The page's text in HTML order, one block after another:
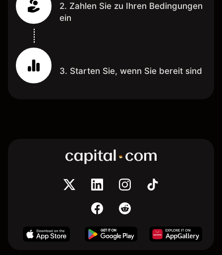
2. Zahlen Sie zu Ihren Bedingungen
ein
3. Starten Sie, wenn Sie bereit sind